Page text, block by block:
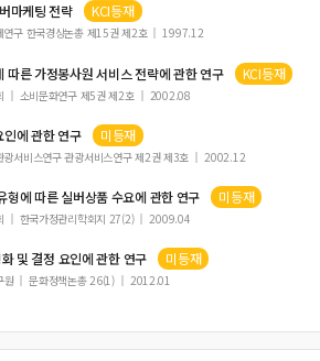
100호 논문집〉 발간을 자축하면서
마케팅 전략 KCI등재
연구 한국경상논총 제15권 제2호 1997.12
따른 가정봉사원 서비스 전략에 관한 연구 KCI등재
소비문화연구 제5권 제2호 2002.08
에 관한 연구 미등재
광서비스연구 관광서비스연구 제2권 제3호 2002.12
형에 따른실버상품 수요에 관한 연구 미등재
한국가정관리학회지 27(2) 2009.04
및 결정 요인에 관한 연구 미등재
원 문화정책논총 26(1) 2012.01